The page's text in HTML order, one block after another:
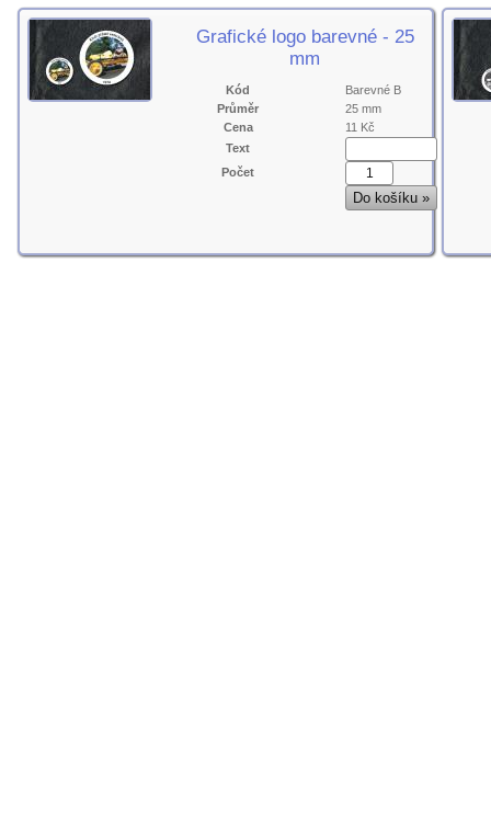
Grafické logo barevné - 25
mm
Kód
Barevné B
Průměr
25 mm
Cena
11 Kč
Text
Počet